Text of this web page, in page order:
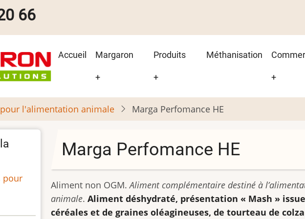
66
Main
navigation
Accueil Margaron
+
Produits
+
Méthanisation
+
l'alimentation animale Marga Perfomance HE
Marga Perfomance HE
Aliment non OGM.Aliment complémentaire destiné à
animale.Aliment déshydraté, présentation « Mash »
céréales et de graines oléagineuses, de tourteau de
pour